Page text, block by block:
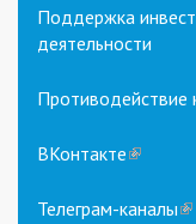
Поддержка
деятельности
Противодействие
ВКонтакте(link
external)
Телеграм-каналы